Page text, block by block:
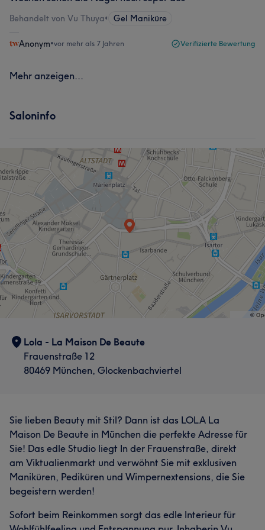
Behandelt von Vu Thuya• Gel Maniküre
Anonym•vor mehr als 7 Jahren Verifizierte Bewertung
Mehr anzeigen...
Saloninfo
Lola - La Maison De Beaute
Frauenstraße 12
80469 München, Glockenbachviertel
Sie lieben Beauty mit Stil? Dann ist das LOLA La
Maison De Beaute in München die perfekte Adresse für
Sie! Das edle Studio liegt In der Frauenstraße, direkt
am Viktualienmarkt und verwöhnt Sie mit exklusiven
Maniküren, Pediküren und Wimpernextensions, die Sie
begeistern werden!
Sofort beim Reinkommen sorgt das edle Interieur für